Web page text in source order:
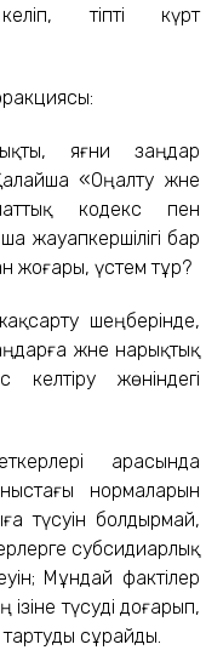
тіпті күрт
яғни заңдар
«Оңалту және
кодекс пен
жауапкершілігі бар
жоғары, үстем тұр?
шеңберінде,
және нарықтық
келтіру жөніндегі
арасында
нормаларын
түсуін болдырмай,
субсидиарлық
Мұндай фактілер
ізіне түсуді доғарып,
тартуды сұрайды.